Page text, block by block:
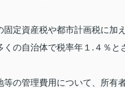
定資産税や都市計画税に加
くの自治体で税率年１.４％
等の管理費用について、所